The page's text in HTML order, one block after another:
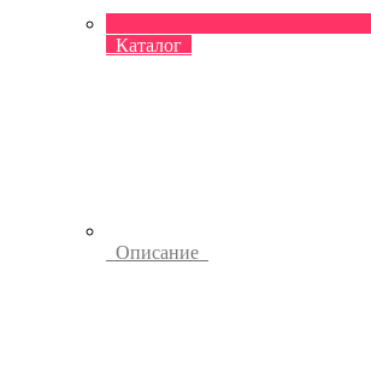
Каталог
Описание